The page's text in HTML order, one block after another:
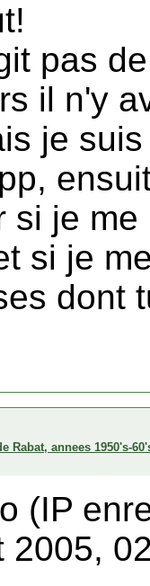
pas
il n'y
je
si je
si je
dont
Rabat, annees 1950's-
(IP
2005,